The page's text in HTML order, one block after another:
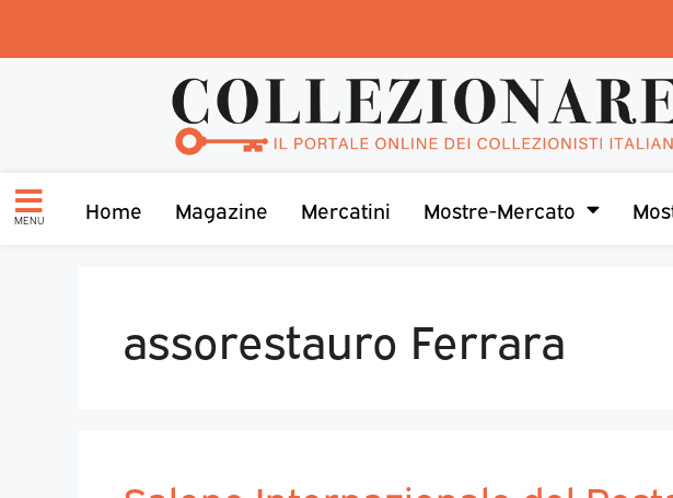
MENU Home Magazine Mercatini Mostre-Mercato
assorestauro Ferrara